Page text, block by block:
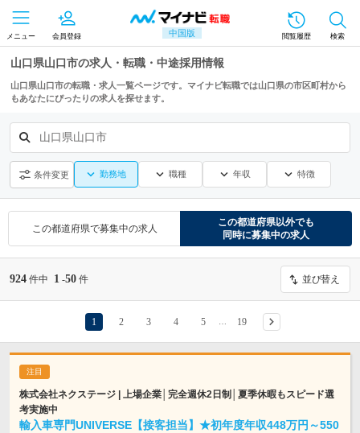
中国版
メニュー 会員登録 閲覧履歴 検索
山口県山口市の求人・転職・中途採用情報
山口県山口市の転職・求人一覧ページです。マイナビ転職では山口県の市区町村から
もあなたにぴったりの求人を探せます。
山口県山口市
条件変更 勤務地 職種 年収 特徴
この都道府県で募集中の求人
この都道府県以外でも
同時に募集中の求人
924 件中 1 -50 件 並び替え
1 2 3 4 5 19
株式会社ネクステージ | 上場企業│完全週休2日制│夏季休暇もスピード選
考実施中
輸入車専門UNIVERSE【接客担当】★初年度年収448万円～550